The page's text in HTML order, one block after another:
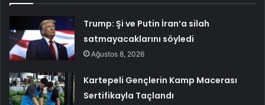
Trump: Şi ve Putin İran’a silah
satmayacaklarını söyledi
Ağustos 8, 2026
Kartepeli Gençlerin Kamp Macerası
Sertifikayla Taçlandı